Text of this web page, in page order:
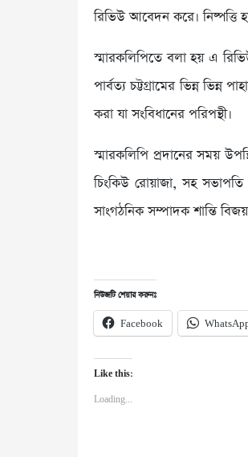
রিভিউ আবেদন করে। নিষ্পত্তি
স্মারকলিপিতে বলা হয় এ
পার্বত্য চট্টগ্রামের ভিন্ন ভিন্ন
করা যা সংবিধানের পরিপন্থী।
স্মারকলিপি প্রদানের সময়
চিংকিউ রোয়াজা, সহ
সাংগঠনিক সম্পাদক শান্তি
নিউজটি শেয়ার করুনঃ
Facebook
Like this:
Loading...